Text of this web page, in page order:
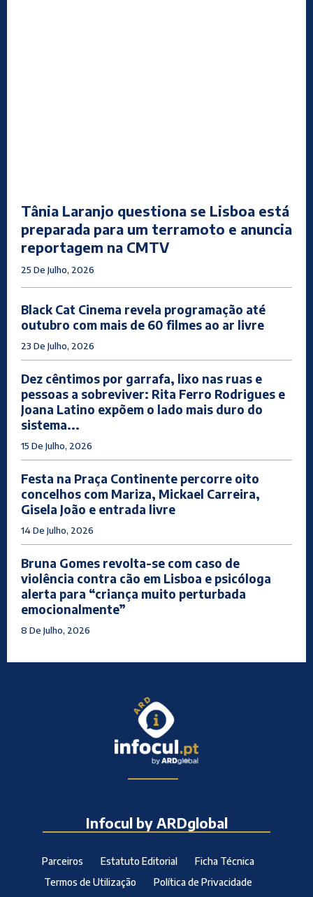
Tânia Laranjo questiona se Lisboa está
preparada para um terramoto e anuncia
reportagem na CMTV
25 De Julho, 2026
Black Cat Cinema revela programação até
outubro com mais de 60 filmes ao ar livre
23 De Julho, 2026
Dez cêntimos por garrafa, lixo nas ruas e
pessoas a sobreviver: Rita Ferro Rodrigues e
Joana Latino expõem o lado mais duro do
sistema...
15 De Julho, 2026
Festa na Praça Continente percorre oito
concelhos com Mariza, Mickael Carreira,
Gisela João e entrada livre
14 De Julho, 2026
Bruna Gomes revolta-se com caso de
violência contra cão em Lisboa e psicóloga
alerta para “criança muito perturbada
emocionalmente”
8 De Julho, 2026
Infocul by ARDglobal
Parceiros Estatuto Editorial
Ficha Técnica
Termos de Utilização
Política de Privacidade